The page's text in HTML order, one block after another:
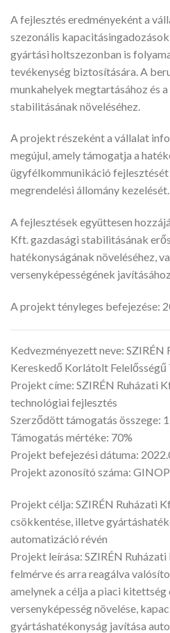
A fejlesztés eredményeként a
szezonális
gyártási holtszezonban is
tevékenység biztosítására. A
munkahelyek megtartásához és
stabilitásának növeléséhez.
A projekt részeként a vállalat
megújul, amely támogatja a
ügyfélkommunikáció
megrendelési állomány kezelését.
A fejlesztések együttesen
Kft. gazdasági stabilitásának
hatékonyságának növeléséhez,
versenyképességének
A projekt tényleges befejezése:
Kedvezményezett neve: SZIRÉN
Kereskedő Korlátolt Felelősségű
Projekt címe: SZIRÉN Ruházati
technológiai fejlesztés
Szerződött támogatás összege:
Támogatás mértéke: 70%
Projekt befejezési dátuma:
Projekt azonosító száma:
Projekt célja: SZIRÉN Ruházati
csökkentése, illetve
automatizáció révén
Projekt leírása: SZIRÉN
felmérve és arra reagálva
amelynek a célja a piaci
versenyképesség növelése,
gyártáshatékonyság javítása